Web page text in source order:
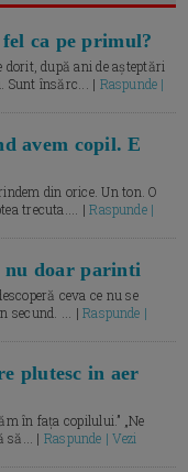
ca pe primul?
după ani de așteptări
Sunt însărc... | Raspunde |
avem copil. E
din orice. Un ton. O
trecuta.... |Raspunde |
nu doar parinti
ceva ce nu se
secund. ... |Raspunde |
plutesc in aer
în fața copilului.” „Ne
să... | Raspunde | Vezi